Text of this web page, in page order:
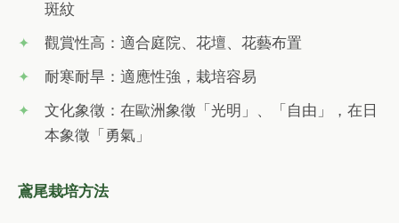
斑紋
觀賞性高：適合庭院、花壇、花藝布置
耐寒耐旱：適應性強，栽培容易
文化象徵：在歐洲象徵「光明」、「自由」，在日
本象徵「勇氣」
鳶尾栽培方法